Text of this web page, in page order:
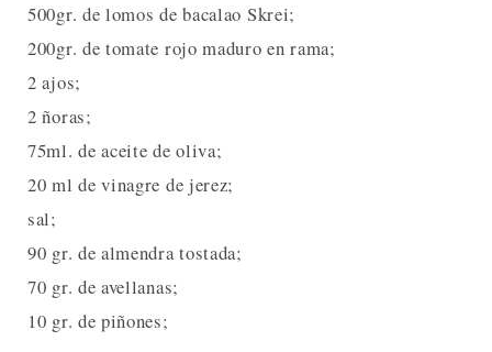
500gr. de lomos de bacalao Skrei;
200gr. de tomate rojo maduro en rama;
2 ajos;
2 ñoras;
75ml. de aceite de oliva;
20 ml de vinagre de jerez;
sal;
90 gr. de almendra tostada;
70 gr. de avellanas;
10 gr. de piñones;